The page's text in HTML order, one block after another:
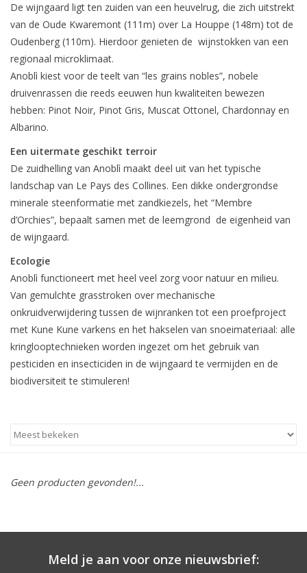
De wijngaard ligt ten zuiden van een heuvelrug, die zich uitstrekt
van de Oude Kwaremont (111m) over La Houppe (148m) tot de
Oudenberg (110m). Hierdoor genieten de wijnstokken van een
regionaal microklimaat.
Anoblì kiest voor de teelt van “les grains nobles”, nobele
druivenrassen die reeds eeuwen hun kwaliteiten bewezen
hebben: Pinot Noir, Pinot Gris, Muscat Ottonel, Chardonnay en
Albarino.
Een uitermate geschikt terroir
De zuidhelling van Anoblì maakt deel uit van het typische
landschap van Le Pays des Collines. Een dikke ondergrondse
minerale steenformatie met zandkiezels, het “Membre
d’Orchies”, bepaalt samen met de leemgrond de eigenheid van
de wijngaard.
Ecologie
Anoblì functioneert met heel veel zorg voor natuur en milieu.
Van gemulchte grasstroken over mechanische
onkruidverwijdering tussen de wijnranken tot een proefproject
met Kune Kune varkens en het hakselen van snoeimateriaal: alle
kringlooptechnieken worden ingezet om het gebruik van
pesticiden en insecticiden in de wijngaard te vermijden en de
biodiversiteit te stimuleren!
Geen producten gevonden!...
Meld je aan voor onze nieuwsbrief: